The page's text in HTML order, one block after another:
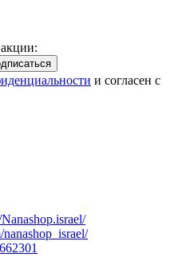
и согласен с